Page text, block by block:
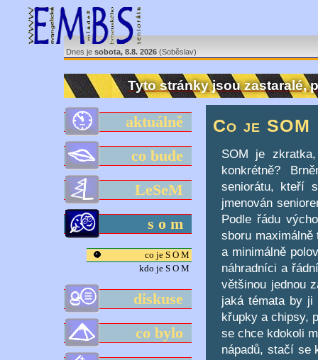
Dnes je sobota, 8.8. 2026 (Soběslav)
Tyto stránky jsou zastaralé,
aktuálně
co bude
LeSeM
s o m
co je S O M
kdo je S O M
diskuse
co bylo
Co je SOM
SOM je
konkrétně?
seniorátu, kteří
jmenován
Podle řádu
sboru
a minimálně
náhradníci a
většinou jednou
jaká témata by
křupky a chipsy,
se chce kdokoli
nápadů, stačí se